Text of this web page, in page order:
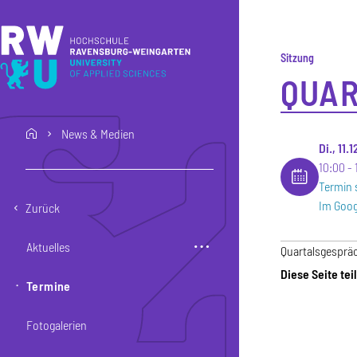
home News & Medien
Zurück
Aktuelles
Termine
Fotogalerien
Sitzung
Di.,
10:00
Termin
Im
Diese Seite